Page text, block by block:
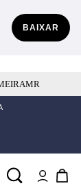
BAIXAR